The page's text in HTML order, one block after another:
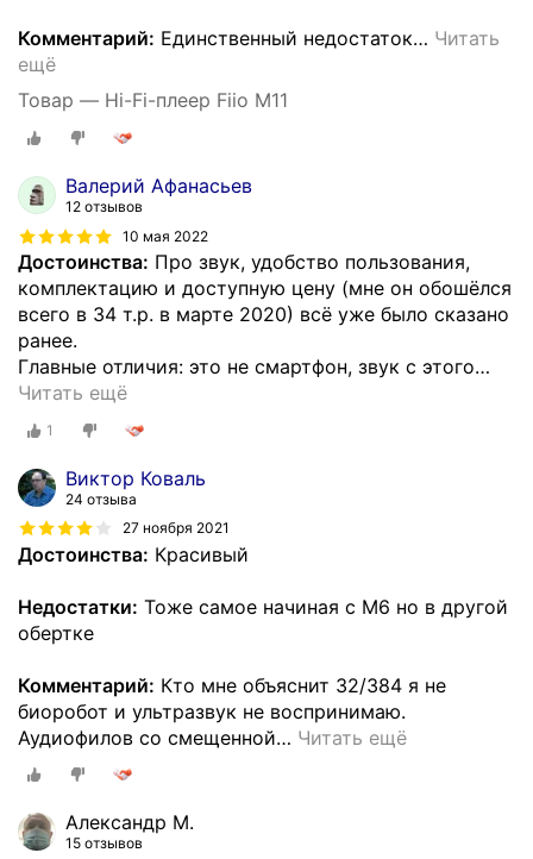
Комментарий: Единственный недостаток… Читать
ещё
Товар — Hi-Fi-плеер Fiio M11
Валерий Афанасьев
12 отзывов
10 мая 2022
Достоинства: Про звук, удобство пользования,
комплектацию и доступную цену (мне он обошёлся
всего в 34 т.р. в марте 2020) всё уже было сказано
ранее.
Главные отличия: это не смартфон, звук с этого…
Читать ещё
1
Виктор Коваль
24 отзыва
27 ноября 2021
Достоинства: Красивый
Недостатки: Тоже самое начиная с M6 но в другой
обертке
Комментарий: Кто мне объяснит 32/384 я не
биоробот и ультразвук не воспринимаю.
Аудиофилов со смещенной… Читать ещё
Александр М.
15 отзывов